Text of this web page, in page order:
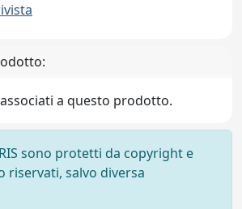
a questo prodotto.
sono protetti da copyright e
salvo diversa